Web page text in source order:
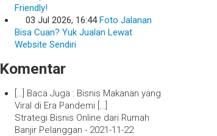
Friendly!
03 Jul 2026, 16:44 Foto Jalanan
Bisa Cuan? Yuk Jualan Lewat
Website Sendiri
Komentar
[…] Baca Juga : Bisnis Makanan yang
Viral di Era Pandemi […]
Strategi Bisnis Online dari Rumah
Banjir Pelanggan - 2021-11-22